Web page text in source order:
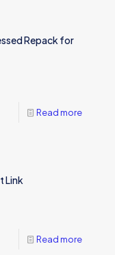
Repack for
Read more
Link
Read more